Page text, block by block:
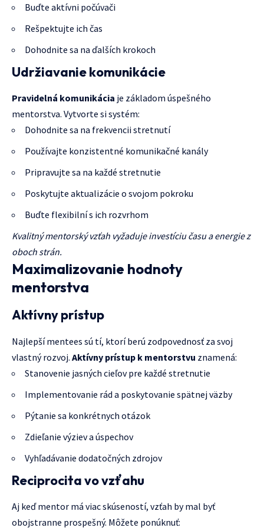
Buďte aktívni počúvači
Rešpektujte ich čas
Dohodnite sa na ďalších krokoch
Udržiavanie komunikácie
Pravidelná komunikácia je základom úspešného
mentorstva. Vytvorte si systém:
Dohodnite sa na frekvencii stretnutí
Používajte konzistentné komunikačné kanály
Pripravujte sa na každé stretnutie
Poskytujte aktualizácie o svojom pokroku
Buďte flexibilní s ich rozvrhom
Kvalitný mentorský vzťah vyžaduje investíciu času a energie z
oboch strán.
Maximalizovanie hodnoty
mentorstva
Aktívny prístup
Najlepší mentees sú tí, ktorí berú zodpovednosť za svoj
vlastný rozvoj. Aktívny prístup k mentorstvu znamená:
Stanovenie jasných cieľov pre každé stretnutie
Implementovanie rád a poskytovanie spätnej väzby
Pýtanie sa konkrétnych otázok
Zdieľanie výziev a úspechov
Vyhľadávanie dodatočných zdrojov
Reciprocita vo vzťahu
Aj keď mentor má viac skúseností, vzťah by mal byť
obojstranne prospešný. Môžete ponúknuť: